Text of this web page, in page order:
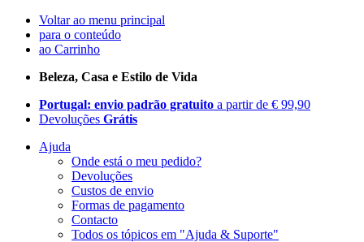
Voltar ao menu principal
para o conteúdo
ao Carrinho
Beleza, Casa e Estilo de Vida
Portugal: envio padrão gratuito a partir de € 99,90
Devoluções Grátis
Ajuda
Onde está o meu pedido?
Devoluções
Custos de envio
Formas de pagamento
Contacto
Todos os tópicos em "Ajuda & Suporte"